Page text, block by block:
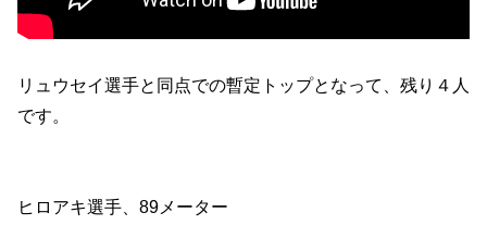
リュウセイ選手と同点での暫定トップとなって、残り４人
です。
ヒロアキ選手、89メーター